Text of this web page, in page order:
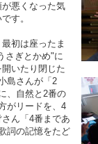
悪くなった気
す。
初は座ったま
さぎとかめ"に
いたり閉じた
島さんが「2
、自然と2番の
がリードを、4
ん「4番まであ
詞の記憶をたど